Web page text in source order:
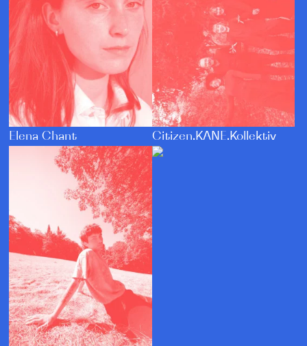
Elena Chant Citizen.KANE.Kollektiv